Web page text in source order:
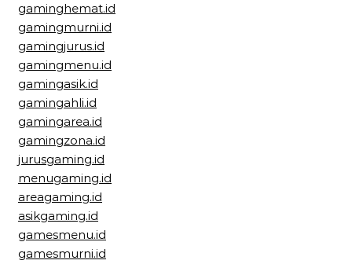
gaminghemat.id
gamingmurni.id
gamingjurus.id
gamingmenu.id
gamingasik.id
gamingahli.id
gamingarea.id
gamingzona.id
jurusgaming.id
menugaming.id
areagaming.id
asikgaming.id
gamesmenu.id
gamesmurni.id